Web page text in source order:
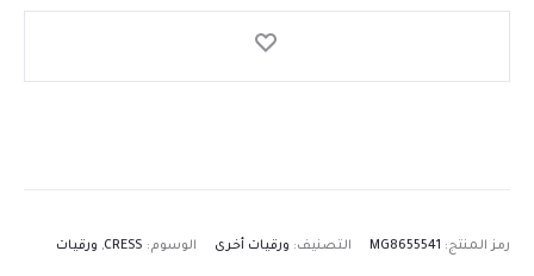
رمز المنتج: MG8655541 التصنيف: ورقيات أخرى الوسوم: CRESS
, ورقيات